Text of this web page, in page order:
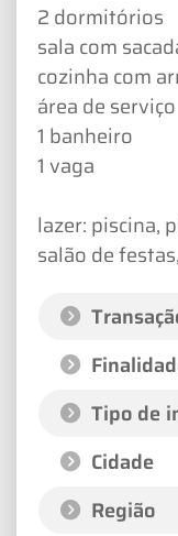
2 dormitórios
sala com
cozinha com
área de serviço
1 banheiro
1 vaga
lazer: piscina,
salão de
Tipo de
Cidade
Região